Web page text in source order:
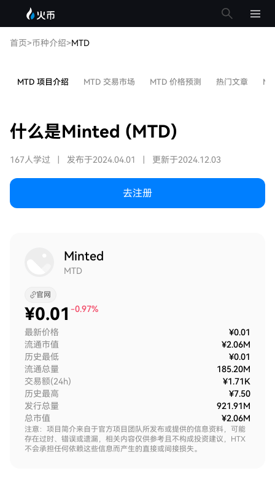
首页>币种介绍>MTD
MTD 项目介绍 MTD 交易市场 MTD 价格预测 热门文章
什么是Minted (MTD)
167人学过 发布于2024.04.01 更新于2024.12.03
去注册
Minted
MTD
官网
¥0.01 -0.97%
最新价格
¥0.01
流通市值
¥2.06M
历史最低
¥0.01
流通总量
185.20M
交易额(24h)
¥1.71K
历史最高
¥7.50
发行总量
921.91M
总市值
¥2.06M
注意：项目简介来自于官方项目团队所发布或提供的信息资料，可能
存在过时、错误或遗漏，相关内容仅供参考且不构成投资建议，HTX
不会承担任何依赖这些信息而产生的直接或间接损失。